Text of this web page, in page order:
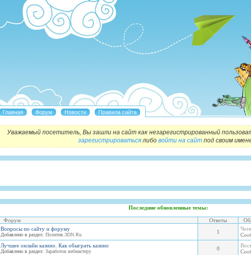
Уважаемый посетитель, Вы зашли на сайт как незарегистрированный
зарегистрироватьсялибо войти на сайт под своим
Последние обновленные темы:
Форум Ответы
Вопросы по сайту и форуму
Добавлено в раздел: Позитив.3DN.Ru 1
Лучшее онлайн казино. Как обыграть казино
Добавлено в раздел: Заработок вебмастеру 0